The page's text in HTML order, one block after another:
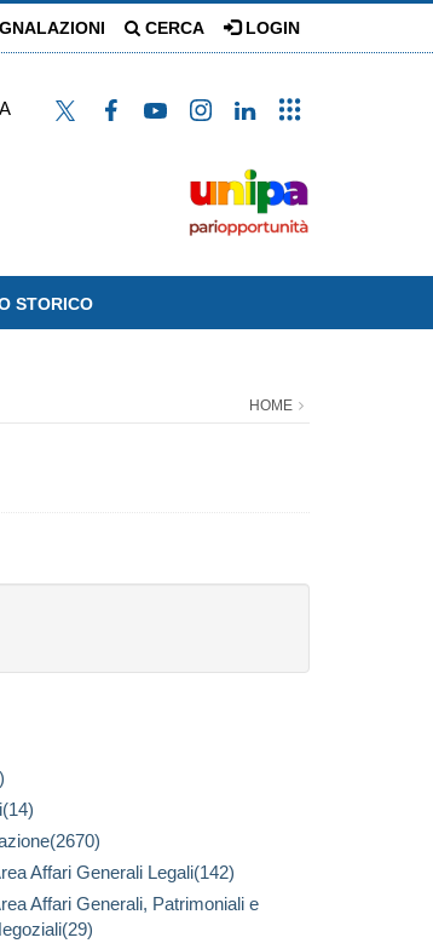
CERCA LOGIN
STORICO
HOME
Affari Generali Legali(142)
Affari Generali, Patrimoniali e